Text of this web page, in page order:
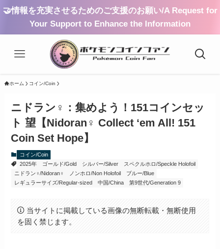
🤝情報を充実させるためのご支援のお願い/A Request for
Your Support to Enhance the Information
ホーム コイン/Coin
ニドラン♀：集めよう！151コインセッ
ト 望【Nidoran♀ Collect ‘em All! 151
Coin Set Hope】
コイン/Coin
2025年
ゴールド/Gold シルバー/Silver
スペクルホロ/Speckle Holofoil
ニドラン♀/Nidoran♀
ノンホロ/Non Holofoil
ブルー/Blue
レギュラーサイズ/Regular-sized
中国/China 第9世代/Generation 9
当サイトに掲載している画像の無断転載・無断使用
を固く禁じます。